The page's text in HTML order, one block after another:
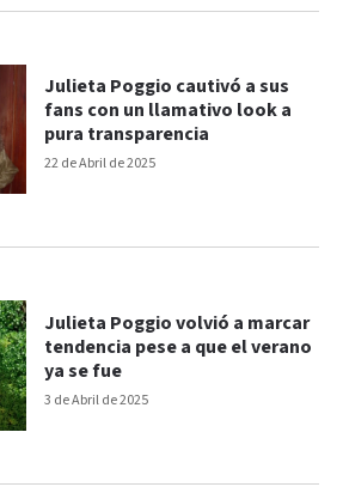
22 de Abril de 2025
Julieta Poggio cautivó a sus
fans con un llamativo look a
pura transparencia
3 de Abril de 2025
Julieta Poggio volvió a marcar
tendencia pese a que el verano
ya se fue